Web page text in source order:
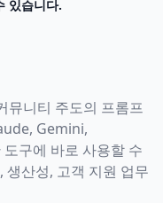
있습니다.
뮤니티 주도의 프롬프
Gemini,
구에 바로 사용할 수
생산성, 고객 지원 업무